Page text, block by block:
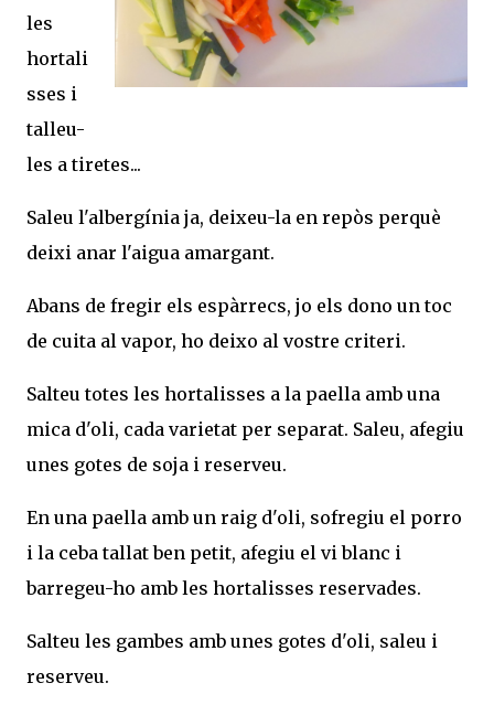
les
hortali
sses i
talleu-
les a tiretes...
Saleu l'albergínia ja, deixeu-la en repòs perquè
deixi anar l'aigua amargant.
Abans de fregir els espàrrecs, jo els dono un toc
de cuita al vapor, ho deixo al vostre criteri.
Salteu totes les hortalisses a la paella amb una
mica d'oli, cada varietat per separat. Saleu, afegiu
unes gotes de soja i reserveu.
En una paella amb un raig d'oli, sofregiu el porro
i la ceba tallat ben petit, afegiu el vi blanc i
barregeu-ho amb les hortalisses reservades.
Salteu les gambes amb unes gotes d'oli, saleu i
reserveu.